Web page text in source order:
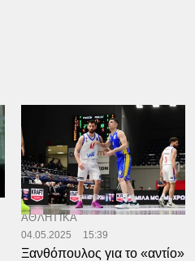
ΑΘΛΗΤΙΚΑ
04.05.2025 15:39
Ξανθόπουλος για το «αντίο»